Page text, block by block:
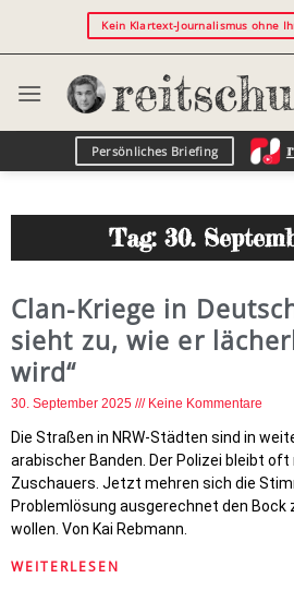
Kein Klartext-Journalismus ohne
Persönliches Briefing
Tag: 30.
Clan-Kriege in
sieht zu, wie er
wird“
30. September 2025 Keine Kommentare
Die Straßen in NRW-Städten sind in
arabischer Banden. Der Polizei bleibt oft
Zuschauers. Jetzt mehren sich die
Problemlösung ausgerechnet den Bock
wollen. Von Kai Rebmann.
WEITERLESEN